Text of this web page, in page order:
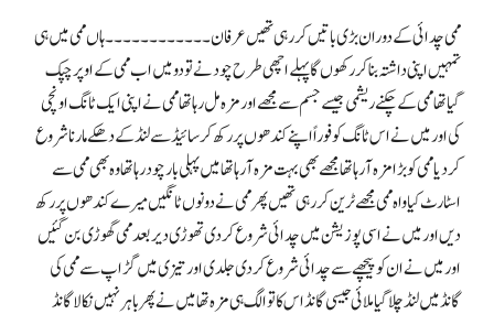
ممی چدائی کے دوران بڑی باتیں کر رہی تھیں عرفان۔۔۔۔۔۔۔۔۔۔۔۔ ہاں ممی میں ہی
تمہیں اپنی داشتہ بنا کر رکھوں گا پہلے اچھی طرح چودنے تو دو میں اب ممی کے اوپر چپک
گیا تھا ممی کے چکنے ریشمی جیسے جسم سے مجھے اور مزہ مل رہا تھا ممی نے اپنی ایک ٹانگ اونچی
کی اور میں نے اس ٹانگ کو فوراً اپنے کندھوں پر رکھ کر سائیڈ سے لنڈ کے دھکے مارنا شروع
کر دیا ممی کو بڑا مزہ آ رہا تھا مجھے بھی بہت مزہ آ رہا تھا میں پہلی بار چود رہا تھا وہ بھی ممی سے
اسٹارٹ کیا واہ ممی مجھے ٹرین کر رہی تھیں پھر ممی نے دونوں ٹانگیں میرے کندھوں پر رکھ
دیں اور میں نے اسی پوزیشن میں چدائی شروع کر دی تھوڑی دیر بعد ممی گھوڑی بن گئیں
اور میں نے ان کو پیچھے سے چدائی شروع کر دی جلدی اور تیزی میں گڑاپ سے ممی کی
گانڈ میں لنڈ چلا گیا ملائی جیسی گانڈ اس کا تو الگ ہی مزہ تھا میں نے پھر باہر نہیں نکالا گانڈ